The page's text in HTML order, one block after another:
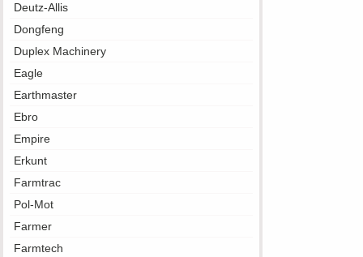
Deutz-Allis
Dongfeng
Duplex Machinery
Eagle
Earthmaster
Ebro
Empire
Erkunt
Farmtrac
Pol-Mot
Farmer
Farmtech